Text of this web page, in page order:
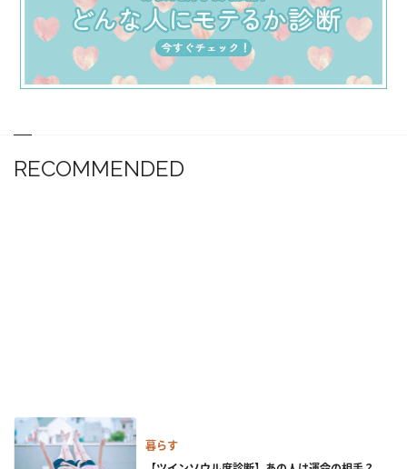
RECOMMENDED
暮らす